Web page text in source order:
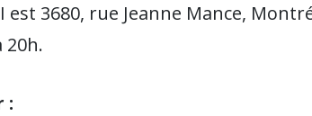
est 3680, rue Jeanne Mance,
20h.
: